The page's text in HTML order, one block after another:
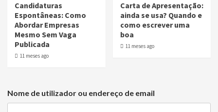
Candidaturas
Espontâneas: Como
Abordar Empresas
Mesmo Sem Vaga
Publicada
11 meses ago
Carta de Apresentação:
ainda se usa? Quando e
como escrever uma
boa
11 meses ago
Nome de utilizador ou endereço de email